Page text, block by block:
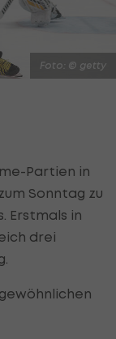
Foto: © getty
Partien in
Sonntag zu
Erstmals in
drei